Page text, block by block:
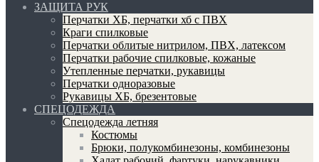
ЗАЩИТА РУК
Перчатки ХБ, перчатки хб с ПВХ
Краги спилковые
Перчатки облитые нитрилом, ПВХ, латексом
Перчатки рабочие спилковые, кожаные
Утепленные перчатки, рукавицы
Перчатки одноразовые
Рукавицы ХБ, брезентовые
СПЕЦОДЕЖДА
Спецодежда летняя
Костюмы
Брюки, полукомбинезоны, комбинезоны